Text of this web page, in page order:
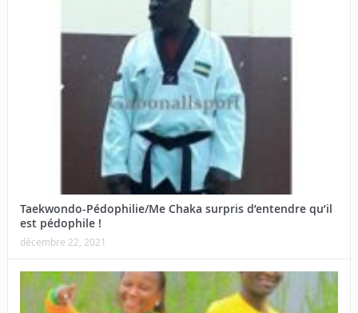
Taekwondo-Pédophilie/Me Chaka surpris d’entendre qu’il
est pédophile !
décembre 22, 2021